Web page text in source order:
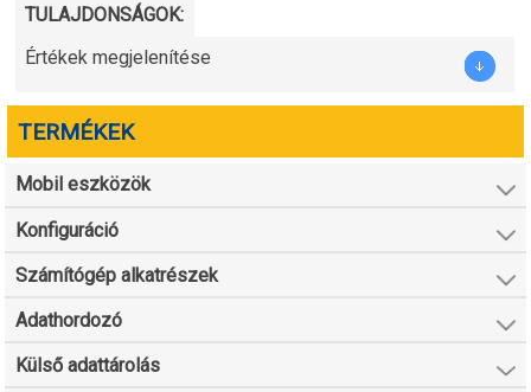
TULAJDONSÁGOK:
Értékek megjelenítése
TERMÉKEK
Mobil eszközök
Konfiguráció
Számítógép alkatrészek
Adathordozó
Külső adattárolás